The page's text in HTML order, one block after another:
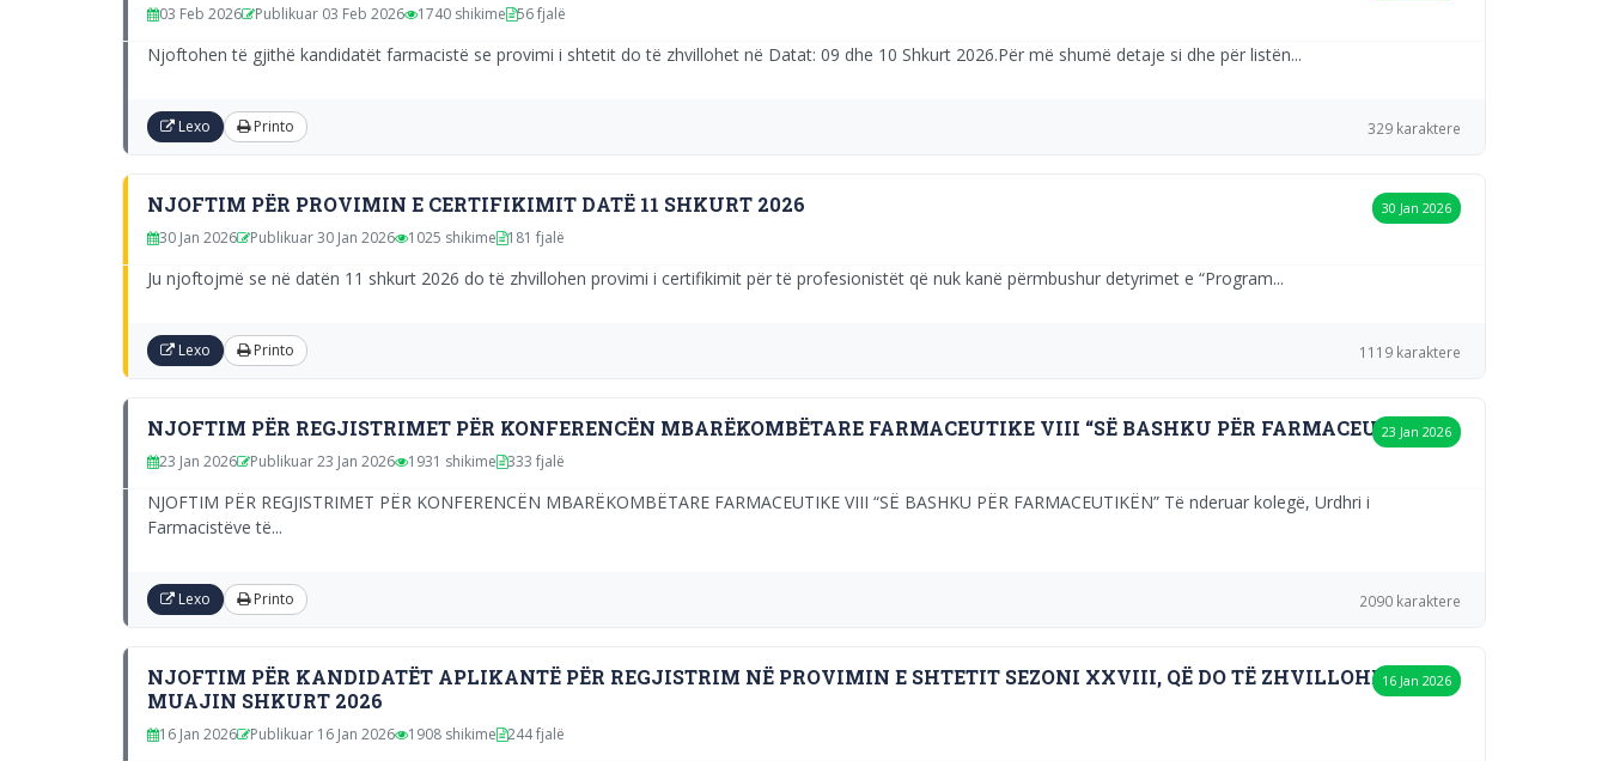
03 Feb 2026 Publikuar 03 Feb 2026 1740 shikime 56 fjalë
Njoftohen të gjithë kandidatët farmacistë se provimi i shtetit do të zhvillohet në Datat: 09 dhe 10 Shkurt 2026.Për më shumë detaje si dhe për listën...
Lexo Printo 329 karaktere
30 Jan 2026
NJOFTIM PËR PROVIMIN E CERTIFIKIMIT DATË 11 SHKURT 2026
30 Jan 2026 Publikuar 30 Jan 2026 1025 shikime 181 fjalë
Ju njoftojmë se në datën 11 shkurt 2026 do të zhvillohen provimi i certifikimit për të profesionistët që nuk kanë përmbushur detyrimet e “Program...
Lexo Printo 1119 karaktere
23 Jan 2026
NJOFTIM PËR REGJISTRIMET PËR KONFERENCËN MBARËKOMBËTARE FARMACEUTIKE VIII “SË BASHKU PËR FARMACEUTIKËN”
23 Jan 2026 Publikuar 23 Jan 2026 1931 shikime 333 fjalë
NJOFTIM PËR REGJISTRIMET PËR KONFERENCËN MBARËKOMBËTARE FARMACEUTIKE VIII “SË BASHKU PËR FARMACEUTIKËN” Të nderuar kolegë, Urdhri i
Farmacistëve të...
Lexo Printo 2090 karaktere
16 Jan 2026
NJOFTIM PËR KANDIDATËT APLIKANTË PËR REGJISTRIM NË PROVIMIN E SHTETIT SEZONI XXVIII, QË DO TË ZHVILLOHET NË
MUAJIN SHKURT 2026
16 Jan 2026 Publikuar 16 Jan 2026 1908 shikime 244 fjalë